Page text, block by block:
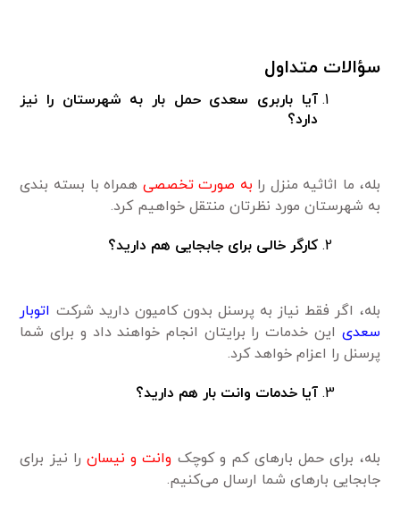
سؤالات متداول
آیا باربری سعدی حمل بار به شهرستان را نیز
دارد؟
بله، ما اثاثیه منزل را به صورت تخصصی همراه با بسته بندی
به شهرستان مورد نظرتان منتقل خواهیم کرد.
کارگر خالی برای جابجایی هم دارید؟
بله، اگر فقط نیاز به پرسنل بدون کامیون دارید شرکت اتوبار
سعدی این خدمات را برایتان انجام خواهند داد و برای شما
پرسنل را اعزام خواهد کرد.
آیا خدمات وانت بار هم دارید؟
بله، برای حمل بارهای کم و کوچک وانت و نیسان را نیز برای
جابجایی بارهای شما ارسال می‌کنیم.